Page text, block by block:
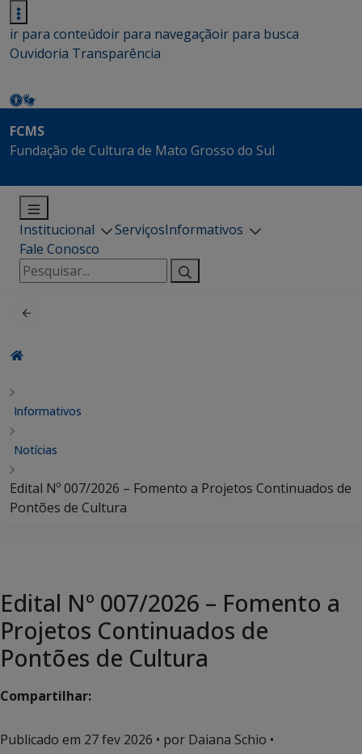
ir para conteúdoir para navegaçãoir para busca
Ouvidoria Transparência
FCMS
Fundação de Cultura de Mato Grosso do Sul
Institucional ServiçosInformativos
Fale Conosco
Pesquisar
por:
Informativos
Notícias
Edital Nº 007/2026 – Fomento a Projetos Continuados de
Pontões de Cultura
Edital Nº 007/2026 – Fomento a
Projetos Continuados de
Pontões de Cultura
Compartilhar:
Publicado em 27 fev 2026 • por Daiana Schio •